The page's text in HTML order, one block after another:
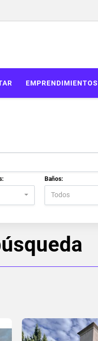
EMPRENDIMIENTOS
Baños:
Todos